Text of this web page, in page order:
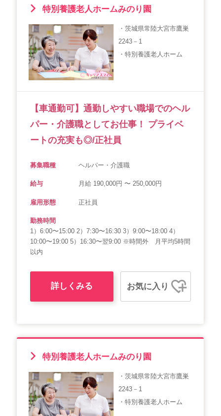
特別養護老人ホームみのり園
・茨城県常陸大宮市鷹巣
2243－1
・特別養護老人ホーム
【車通勤可】通勤しやすい職場でのヘル
パー・介護職としてお仕事！ プライベ
ートの充実も◎/正社員
募集職種 ヘルパー・介護職
給与 月給 190,000円 〜 250,000円
雇用形態 正社員
勤務時間
1）6:00〜15:00 2）7:30〜16:30 3）9:00〜18:00 4）
10:00〜19:00 5）16:30〜翌9:00 ※時間外 月平均5時間
以内
詳しくみる お気に入り
特別養護老人ホームみのり園
・茨城県常陸大宮市鷹巣
2243－1
・特別養護老人ホーム